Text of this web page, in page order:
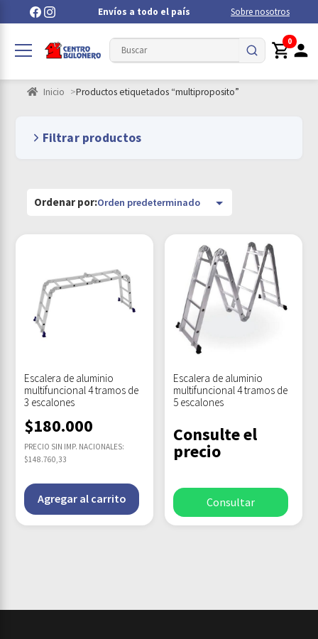
Envíos a todo el país Sobre nosotros
0
Inicio Productos etiquetados “multiproposito”
Filtrar productos
Escalera de aluminio
multifuncional 4 tramos de
3 escalones
$180.000
PRECIO SIN IMP. NACIONALES:
$148.760,33
Agregar al carrito
Escalera de aluminio
multifuncional 4 tramos de
5 escalones
Consulte el
precio
Consultar